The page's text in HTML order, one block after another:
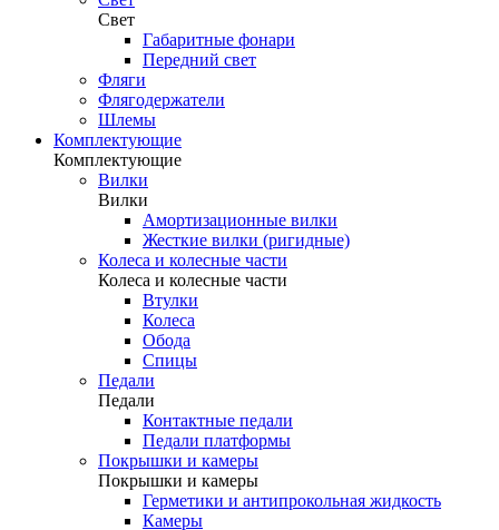
Свет
Габаритные фонари
Передний свет
Фляги
Флягодержатели
Шлемы
Комплектующие
Комплектующие
Вилки
Вилки
Амортизационные вилки
Жесткие вилки (ригидные)
Колеса и колесные части
Колеса и колесные части
Втулки
Колеса
Обода
Спицы
Педали
Педали
Контактные педали
Педали платформы
Покрышки и камеры
Покрышки и камеры
Герметики и антипрокольная жидкость
Камеры